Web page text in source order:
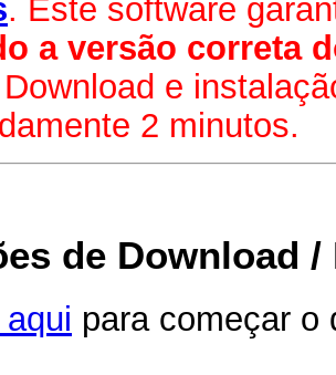
. Este software
a versão correta
Download e
2 minutos.
de Download /
para começar o